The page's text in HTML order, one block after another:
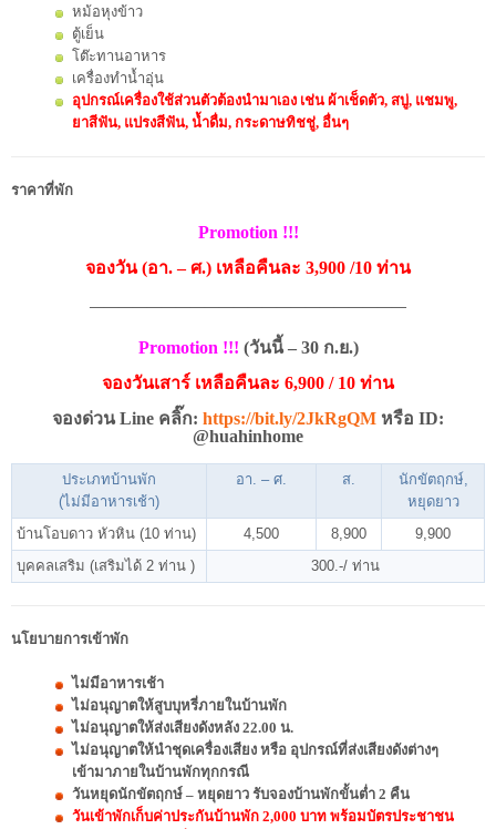
หม้อหุงข้าว
ตู้เย็น
โต๊ะทานอาหาร
เครื่องทำน้ำอุ่น
อุปกรณ์เครื่องใช้ส่วนตัวต้องนำมาเอง เช่น ผ้าเช็ดตัว, สบู่, แชมพู,
ยาสีฟัน, แปรงสีฟัน, น้ำดื่ม, กระดาษทิชชู่, อื่นๆ
ราคาที่พัก
Promotion !!!
จองวัน (อา. – ศ.) เหลือคืนละ 3,900 /10 ท่าน
——————————————————————
Promotion !!! (วันนี้ – 30 ก.ย.)
จองวันเสาร์ เหลือคืนละ 6,900 / 10 ท่าน
จองด่วน Line คลิ๊ก: https://bit.ly/2JkRgQM หรือ ID:
@huahinhome
ประเภทบ้านพัก
(ไม่มีอาหารเช้า)
อา. – ศ. ส.
นักขัตฤกษ์,
หยุดยาว
บ้านโอบดาว หัวหิน (10 ท่าน)
4,500 8,900
9,900
บุคคลเสริม (เสริมได้ 2 ท่าน )
300.-/ ท่าน
นโยบายการเข้าพัก
ไม่มีอาหารเช้า
ไม่อนุญาตให้สูบบุหรี่ภายในบ้านพัก
ไม่อนุญาตให้ส่งเสียงดังหลัง 22.00 น.
ไม่อนุญาตให้นำชุดเครื่องเสียง หรือ อุปกรณ์ที่ส่งเสียงดังต่างๆ
เข้ามาภายในบ้านพักทุกกรณี
วันหยุดนักขัตฤกษ์ – หยุดยาว รับจองบ้านพักขั้นต่ำ 2 คืน
วันเข้าพักเก็บค่าประกันบ้านพัก 2,000 บาท พร้อมบัตรประชาชน